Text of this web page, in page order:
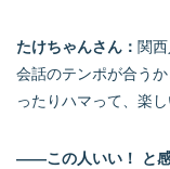
たけちゃんさん： 関
会話のテンポが合う
ったりハマって、楽
――この人いい！ と